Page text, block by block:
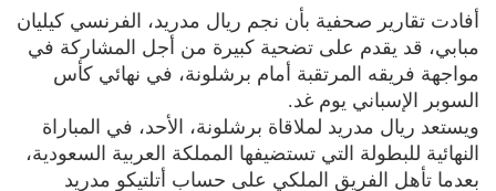
أفادت تقارير صحفية بأن نجم ريال مدريد، الفرنسي كيليان
مبابي، قد يقدم على تضحية كبيرة من أجل المشاركة في
مواجهة فريقه المرتقبة أمام برشلونة، في نهائي كأس
السوبر الإسباني يوم غد.
ويستعد ريال مدريد لملاقاة برشلونة، الأحد، في المباراة
النهائية للبطولة التي تستضيفها المملكة العربية السعودية،
بعدما تأهل الفريق الملكي على حساب أتلتيكو مدريد